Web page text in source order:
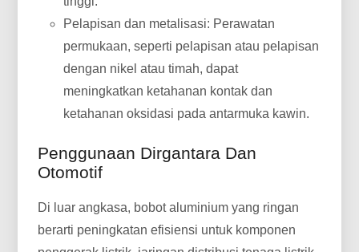
Pelapisan dan metalisasi: Perawatan
permukaan, seperti pelapisan atau pelapisan
dengan nikel atau timah, dapat
meningkatkan ketahanan kontak dan
ketahanan oksidasi pada antarmuka kawin.
Penggunaan Dirgantara Dan
Otomotif
Di luar angkasa, bobot aluminium yang ringan
berarti peningkatan efisiensi untuk komponen